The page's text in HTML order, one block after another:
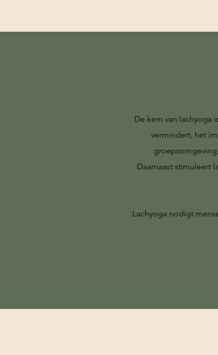
De kern van lachyoga
vermindert, het
Daarnaast stimuleert
Lachyoga nodigt